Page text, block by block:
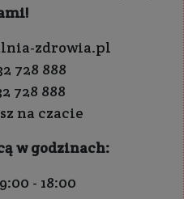
zdrowia.pl
728 888
728 888
na czacie
w godzinach:
- 18:00